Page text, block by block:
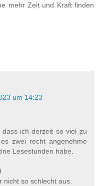
mehr Zeit und Kraft finden
um 14:23
ich derzeit so viel zu
zwei recht angenehme
Lesestunden habe.
nicht so schlecht aus.